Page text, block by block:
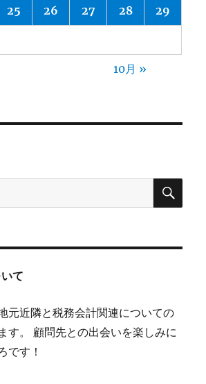
25 26 27 28 29
10月 »
検
て
元近隣と税務会計関連についての
す。 顧問先との出会いを楽しみに
です！